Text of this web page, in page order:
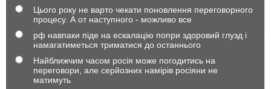
Цього року не варто чекати поновлення переговорного
процесу. А от наступного - можливо все
рф навпаки піде на ескалацію попри здоровий глузд і
намагатиметься триматися до останнього
Найближчим часом росія може погодитись на
переговори, але серйозних намірів росіяни не
матимуть